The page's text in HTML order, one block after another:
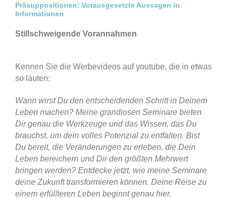
Präsuppositionen: Vorausgesetzte Aussagen in
Informationen
Stillschweigende Vorannahmen
Kennen Sie die Werbevideos auf youtube, die in etwas
so lauten:
Wann wirst Du den entscheidenden Schritt in Deinem
Leben machen? Meine grandiosen Seminare bieten
Dir genau die Werkzeuge und das Wissen, das Du
brauchst, um dein volles Potenzial zu entfalten. Bist
Du bereit, die Veränderungen zu erleben, die Dein
Leben bereichern und Dir den größten Mehrwert
bringen werden? Entdecke jetzt, wie meine Seminare
deine Zukunft transformieren können. Deine Reise zu
einem erfüllteren Leben beginnt genau hier.